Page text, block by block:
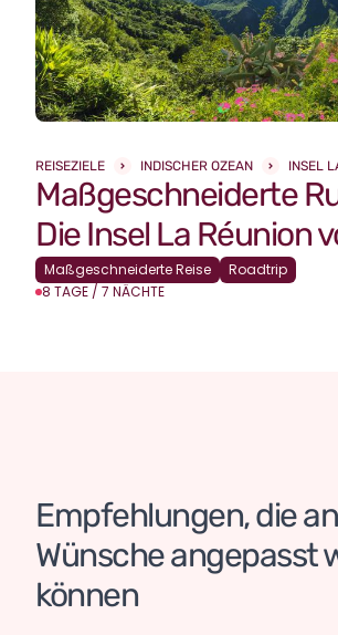
REISEZIELE INDISCHER OZEAN INSEL
Maßgeschneiderte
Die Insel La Réunion
Maßgeschneiderte Reise
Roadtrip
8 TAGE / 7 NÄCHTE
Empfehlungen, die
Wünsche angepasst
können